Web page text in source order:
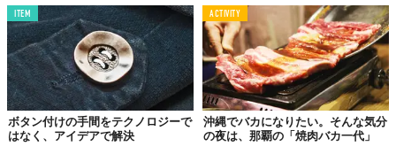
ITEM
ボタン付けの手間をテクノロジーで
はなく、アイデアで解決
ACTIVITY
沖縄でバカになりたい。そんな気分
の夜は、那覇の「焼肉バカ一代」